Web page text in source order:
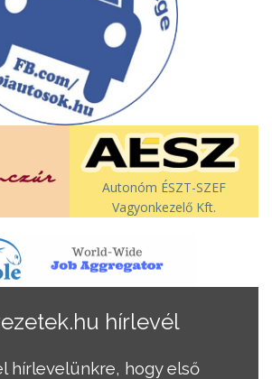
Autonóm ÉSZT-SZEF
Vagyonkezelő Kft.
hírlevél
hírlevelünkre, hogy első